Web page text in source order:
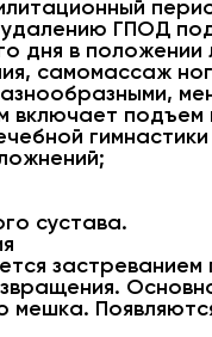
ГПОД
дня в
самомассаж
включает подъем
сустава.
мешка.